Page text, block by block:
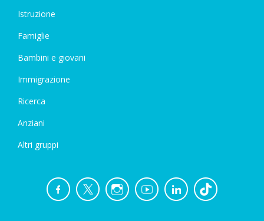
Istruzione
Famiglie
Bambini e giovani
Immigrazione
Ricerca
Anziani
Altri gruppi